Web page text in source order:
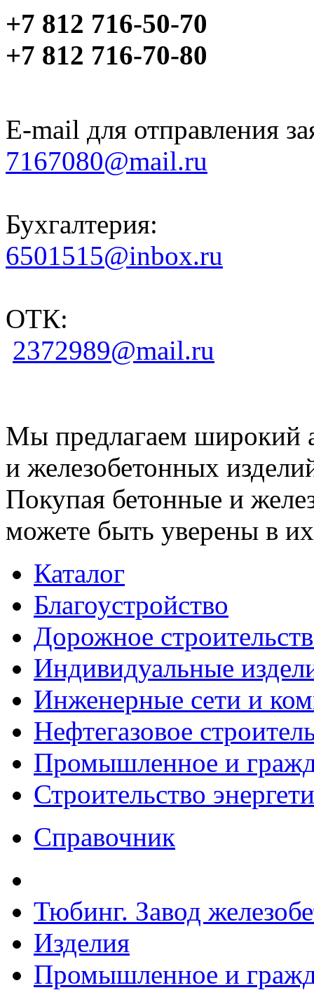
+7 812 716-50-70
+7 812 716-70-80
E-mail для отправления
7167080@mail.ru
Бухгалтерия:
6501515@inbox.ru
ОТК:
2372989@mail.ru
Мы предлагаем широкий
и железобетонных
Покупая бетонные и
можете быть уверены в их
Каталог
Благоустройство
Дорожное
Индивидуальные
Инженерные сети и
Нефтегазовое
Промышленное и
Строительство
Справочник
Тюбинг. Завод
Изделия
Промышленное и